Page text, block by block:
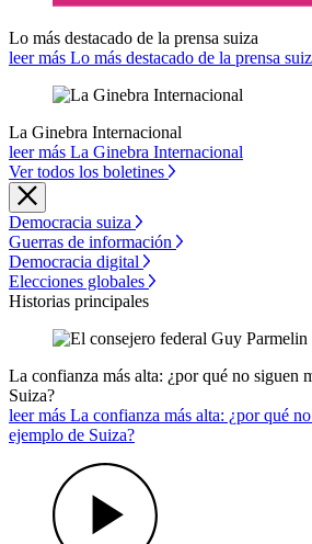
Lo más destacado de la prensa suiza
leer más Lo más destacado de la prensa
La Ginebra Internacional
leer más La Ginebra Internacional
Ver todos los boletines
Democracia suiza
Guerras de información
Democracia digital
Elecciones globales
Historias principales
La confianza más alta: ¿por qué no siguen
Suiza?
leer más La confianza más alta: ¿por qué
ejemplo de Suiza?